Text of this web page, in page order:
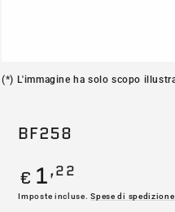
(*) L'immagine ha solo scopo
BF258
Prezzo
regolare
€ 1,22
Imposte incluse.Spese di spedizione